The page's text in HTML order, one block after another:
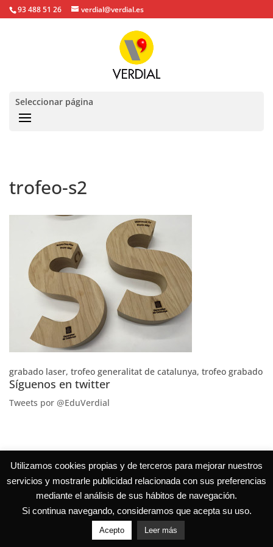
93 488 51 26 verdial@verdial.es
Seleccionar página
trofeo-s2
grabado laser, trofeo generalitat de catalunya, trofeo grabado
Síguenos en twitter
Tweets por @EduVerdial
Utilizamos cookies propias y de terceros para mejorar nuestros
servicios y mostrarle publicidad relacionada con sus preferencias
mediante el análisis de sus hábitos de navegación.
Si continua navegando, consideramos que acepta su uso.
Acepto Leer más